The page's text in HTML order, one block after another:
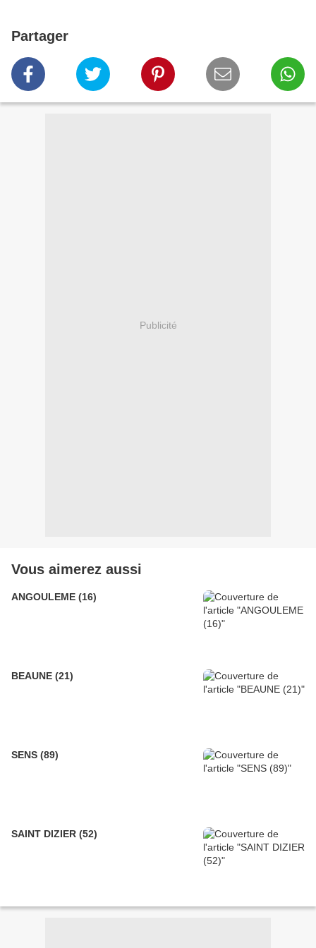
Partager
Publicité
Vous aimerez aussi
ANGOULEME (16)
BEAUNE (21)
SENS (89)
SAINT DIZIER (52)